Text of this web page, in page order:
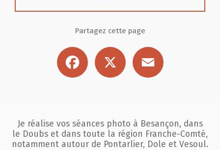
Partagez cette page
Facebook
Je réalise vos séances photo à Besançon, dans
le Doubs et dans toute la région Franche-Comté,
notamment autour de Pontarlier, Dole et Vesoul.